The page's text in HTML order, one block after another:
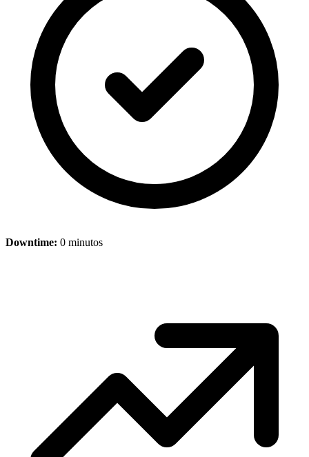
Downtime: 0 minutos